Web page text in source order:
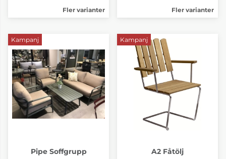
Fler varianter Fler varianter
Kampanj
Pipe Soffgrupp
Kampanj
A2 Fåtölj